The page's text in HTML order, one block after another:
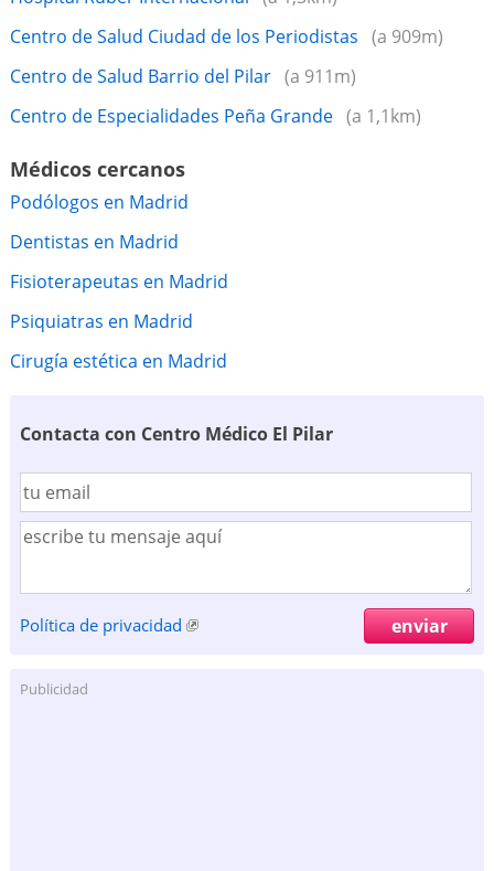
Centro de Salud Ciudad de los Periodistas (a 909m)
Centro de Salud Barrio del Pilar (a 911m)
Centro de Especialidades Peña Grande (a 1,1km)
Médicos cercanos
Podólogos en Madrid
Dentistas en Madrid
Fisioterapeutas en Madrid
Psiquiatras en Madrid
Cirugía estética en Madrid
Contacta con Centro Médico El Pilar
Política de privacidad
Publicidad